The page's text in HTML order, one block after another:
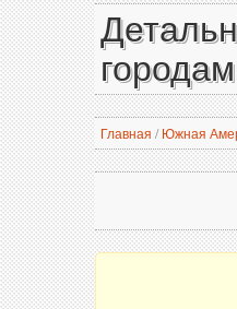
Главная / Южная